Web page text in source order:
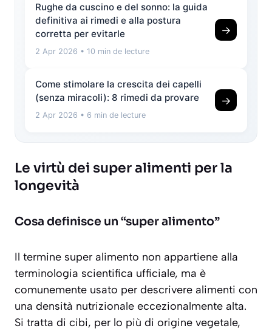
Rughe da cuscino e del sonno: la guida
definitiva ai rimedi e alla postura
corretta per evitarle
2 Apr 2026 • 10 min de lecture
→
Come stimolare la crescita dei capelli
(senza miracoli): 8 rimedi da provare
2 Apr 2026 • 6 min de lecture
→
Le virtù dei super alimenti per la
longevità
Cosa definisce un “super alimento”
Il termine super alimento non appartiene alla
terminologia scientifica ufficiale, ma è
comunemente usato per descrivere alimenti con
una densità nutrizionale eccezionalmente alta.
Si tratta di cibi, per lo più di origine vegetale,